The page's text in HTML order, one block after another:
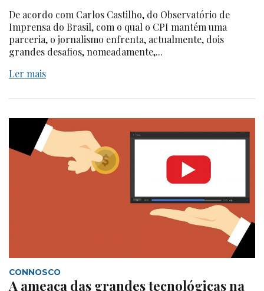
De acordo com Carlos Castilho, do Observatório de
Imprensa do Brasil, com o qual o CPI mantém uma
parceria, o jornalismo enfrenta, actualmente, dois
grandes desafios, nomeadamente,...
Ler mais
CONNOSCO
A ameaça das grandes tecnológicas na